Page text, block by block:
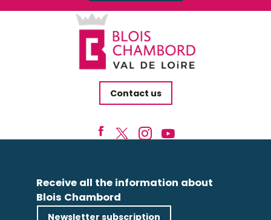
Contact us
Receive all the information about
Blois Chambord
Newsletter subscription